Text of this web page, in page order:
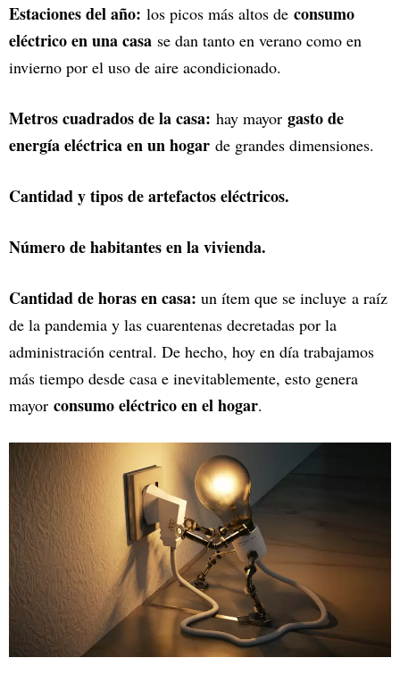
Estaciones del año: los picos más altos de consumo
eléctrico en una casa se dan tanto en verano como en
invierno por el uso de aire acondicionado.
Metros cuadrados de la casa: hay mayor gasto de
energía eléctrica en un hogar de grandes dimensiones.
Cantidad y tipos de artefactos eléctricos.
Número de habitantes en la vivienda.
Cantidad de horas en casa: un ítem que se incluye a raíz
de la pandemia y las cuarentenas decretadas por la
administración central. De hecho, hoy en día trabajamos
más tiempo desde casa e inevitablemente, esto genera
mayor consumo eléctrico en el hogar.